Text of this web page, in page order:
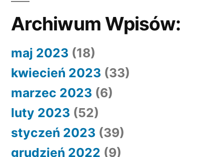
Archiwum Wpisów:
maj 2023 (18)
kwiecień 2023 (33)
marzec 2023 (6)
luty 2023 (52)
styczeń 2023 (39)
grudzień 2022 (9)